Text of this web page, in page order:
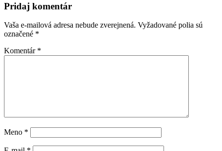
Pridaj komentár
Vaša e-mailová adresa nebude zverejnená. Vyžadované polia sú
označené *
Komentár *
Meno *